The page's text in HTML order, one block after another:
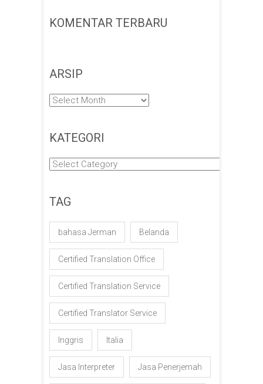
KOMENTAR TERBARU
ARSIP
Arsip
KATEGORI
Kategori
TAG
bahasa Jerman Belanda
Certified Translation Office
Certified Translation Service
Certified Translator Service
Inggris Italia
Jasa Interpreter Jasa Penerjemah